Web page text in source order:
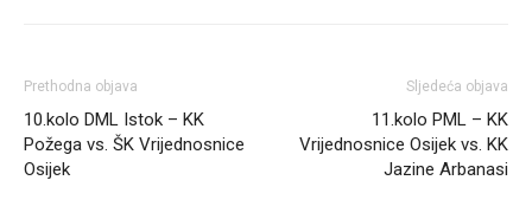
Prethodna objava
10.kolo DML Istok – KK
Požega vs. ŠK Vrijednosnice
Osijek
Sljedeća objava
11.kolo PML – KK
Vrijednosnice Osijek vs. KK
Jazine Arbanasi